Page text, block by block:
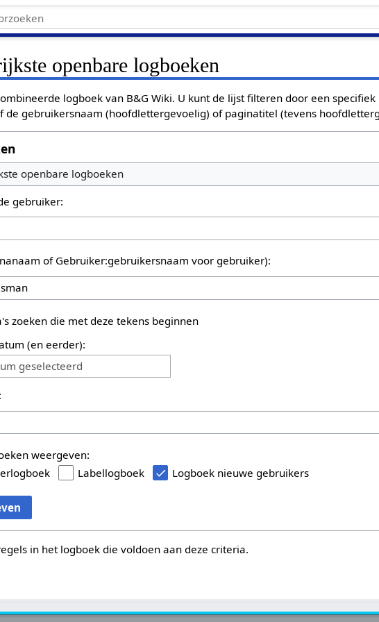
openbare logboeken
logboek van B&G Wiki. U kunt de lijst filteren door een
de gebruikersnaam (hoofdlettergevoelig) of paginatitel (tevens
openbare logboeken
gebruiker:
of Gebruiker:gebruikersnaam voor gebruiker):
zoeken die met deze tekens beginnen
(en eerder):
geselecteerd
:
weergeven:
Labellogboek Logboek nieuwe gebruikers
in het logboek die voldoen aan deze criteria.